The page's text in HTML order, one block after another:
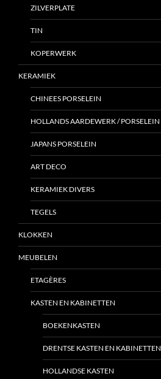
ZILVERPLATE
TIN
KOPERWERK
KERAMIEK
CHINEES PORSELEIN
HOLLANDS AARDEWERK / PORSELEIN
JAPANS PORSELEIN
ART DECO
KERAMIEK DIVERS
TEGELS
KLOKKEN
MEUBELEN
ETAGÈRES
KASTEN EN KABINETTEN
BOEKENKASTEN
DRENTSE KASTEN EN KABINETTEN
HOLLANDSE KASTEN